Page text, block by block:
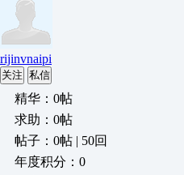
rijinvnaipi
关注 私信
精华：0帖
求助：0帖
帖子：0帖 | 50回
年度积分：0